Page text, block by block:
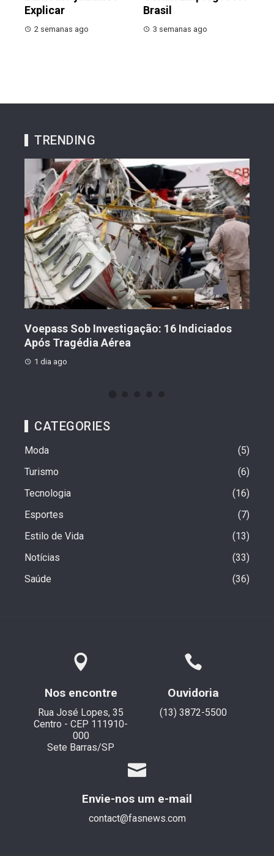
Explicar
2 semanas ago
Brasil
3 semanas ago
TRENDING
Voepass Sob Investigação: 16 Indiciados
Após Tragédia Aérea
1 dia ago
CATEGORIES
Moda
5
Turismo
6
Tecnologia
16
Esportes
7
Estilo de Vida
13
Notícias
33
Saúde
36
Nos encontre
Rua José Lopes, 35
Centro - CEP 111910-
000
Sete Barras/SP
Ouvidoria
(13) 3872-5500
Envie-nos um e-mail
contact@fasnews.com